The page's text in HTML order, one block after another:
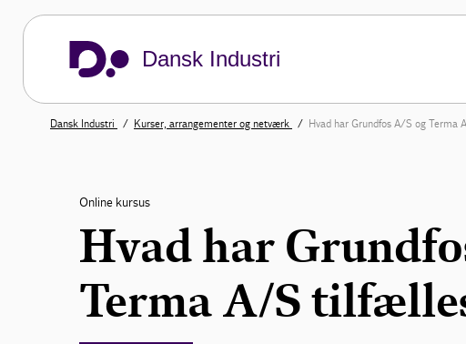
Dansk Industri
Dansk Industri Kurser, arrangementer og netværk Hvad har Grundfos A/S og
Online kursus
Hvad har
Terma A/S